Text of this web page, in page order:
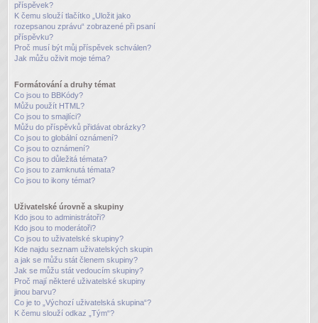
příspěvek?
K čemu slouží tlačítko „Uložit jako
rozepsanou zprávu“ zobrazené při psaní
příspěvku?
Proč musí být můj příspěvek schválen?
Jak můžu oživit moje téma?
Formátování a druhy témat
Co jsou to BBKódy?
Můžu použít HTML?
Co jsou to smajlíci?
Můžu do příspěvků přidávat obrázky?
Co jsou to globální oznámení?
Co jsou to oznámení?
Co jsou to důležitá témata?
Co jsou to zamknutá témata?
Co jsou to ikony témat?
Uživatelské úrovně a skupiny
Kdo jsou to administrátoři?
Kdo jsou to moderátoři?
Co jsou to uživatelské skupiny?
Kde najdu seznam uživatelských skupin
a jak se můžu stát členem skupiny?
Jak se můžu stát vedoucím skupiny?
Proč mají některé uživatelské skupiny
jinou barvu?
Co je to „Výchozí uživatelská skupina“?
K čemu slouží odkaz „Tým“?